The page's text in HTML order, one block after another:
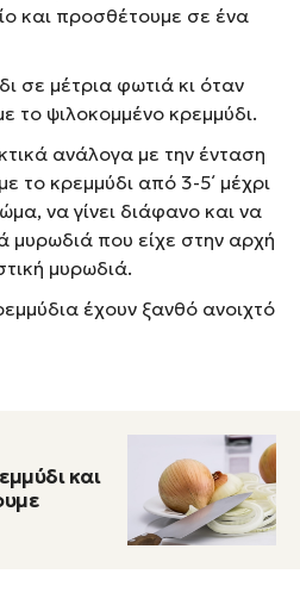
και προσθέτουμε σε ένα
σε μέτρια φωτιά κι όταν
το ψιλοκομμένο κρεμμύδι.
ανάλογα με την ένταση
το κρεμμύδι από 3-5΄ μέχρι
να γίνει διάφανο και να
μυρωδιά που είχε στην αρχή
μυρωδιά.
έχουν ξανθό ανοιχτό
και